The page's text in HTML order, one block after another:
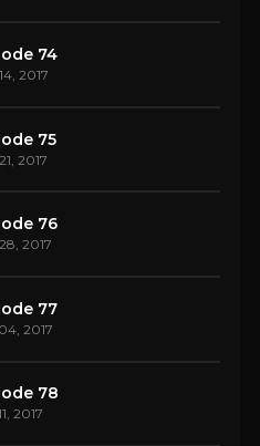
74
2017
75
2017
76
2017
77
2017
78
2017